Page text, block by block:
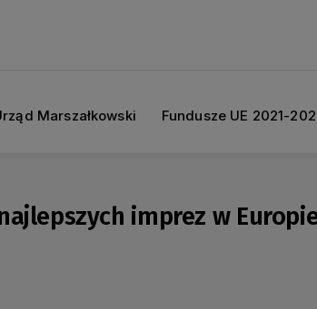
Marszałkowski Fundusze UE 2021-
imprez w